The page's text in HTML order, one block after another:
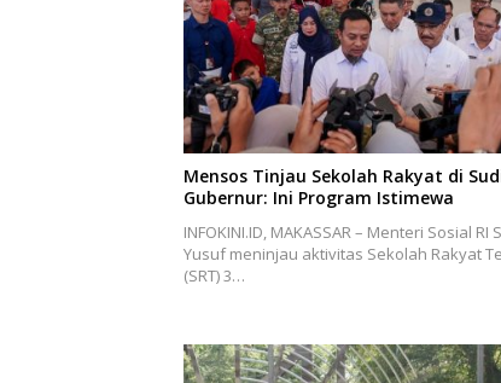
Mensos Tinjau Sekolah Rakyat di
Gubernur: Ini Program Istimewa
INFOKINI.ID, MAKASSAR – Menteri Sosial RI
Yusuf meninjau aktivitas Sekolah Rakyat
(SRT) 3…